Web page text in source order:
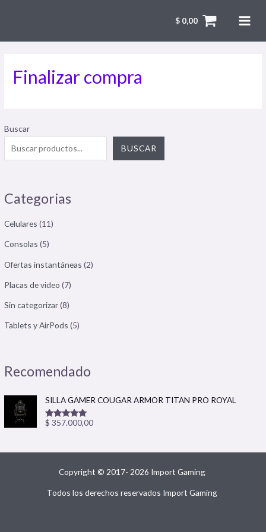
$ 0,00
Buscar
BUSCAR
Categorias
Celulares (11)
Consolas (5)
Ofertas instantáneas (2)
Placas de video (7)
Sin categorizar(8)
Tablets y AirPods (5)
Recomendado
SILLA GAMER COUGAR ARMOR TITAN PRO ROYAL
Valorado
$ 357.000,00
Finalizar compra
Copyright © 2017- 2026 Import Gaming
Todos los derechos reservados Import Gaming